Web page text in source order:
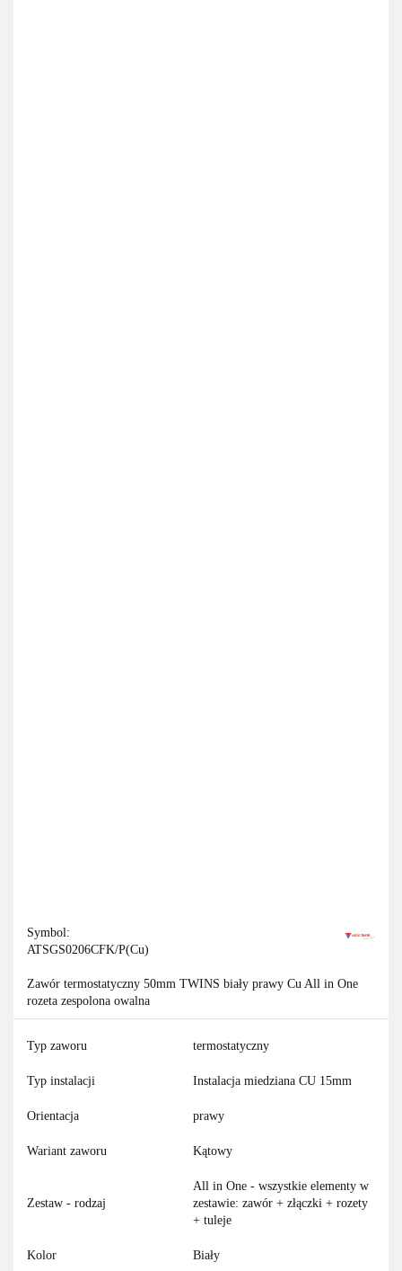
Symbol:
ATSGS0206CFK/P(Cu)
Zawór termostatyczny 50mm TWINS biały prawy Cu All in One
rozeta zespolona owalna
Typ zaworu termostatyczny
Typ instalacji Instalacja miedziana CU 15mm
Orientacja prawy
Wariant zaworu Kątowy
Zestaw - rodzaj
All in One - wszystkie elementy w
zestawie: zawór + złączki + rozety
+ tuleje
Kolor Biały